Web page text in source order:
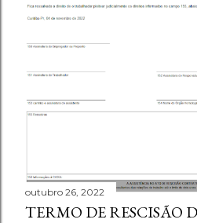
outubro 26, 2022
TERMO DE RESCISÃO